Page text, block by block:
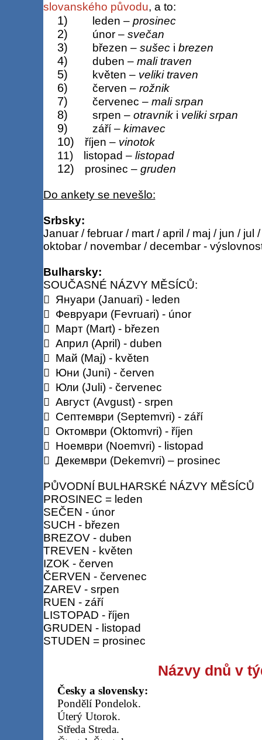
slovanského původu, a to:
1) leden – prosinec
2) únor – svečan
3) březen – sušeci brezen
4) duben – mali traven
5) květen – veliki traven
6) červen – rožnik
7) červenec – mali srpan
8) srpen – otravniki veliki srpan
9) září – kimavec
10) říjen – vinotok
11)
listopad – listopad
12) prosinec – gruden
Do ankety se nevešlo:
Srbsky:
Januar / februar / mart / april / maj / jun / jul
oktobar / novembar / decembar -
Bulharsky:
SOUČASNÉ NÁZVY MĚSÍCŮ:
 Януари (Januari) - leden
 Февруари (Fevruari) - únor
 Март (Mart) - březen
 Април (April) - duben
 Май (Maj) - květen
 Юни (Juni) - červen
 Юли (Juli) - červenec
 Август (Avgust) - srpen
 Септември (Septemvri) - září
 Октомври (Oktomvri) - říjen
 Ноември (Noemvri) - listopad
 Декември (Dekemvri) – prosinec
PŮVODNÍ BULHARSKÉ NÁZVY MĚSÍCŮ
PROSINEC = leden
SEČEN - únor
SUCH - březen
BREZOV - duben
TREVEN - květen
IZOK - červen
ČERVEN - červenec
ZAREV - srpen
RUEN - září
LISTOPAD - říjen
GRUDEN - listopad
STUDEN = prosinec
Názvy dnů v
Česky a slovensky:
Pondělí Pondelok.
Úterý Utorok.
Středa Streda.